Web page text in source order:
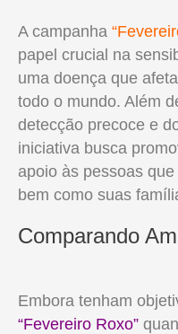
A campanha
papel crucial na
uma doença que
todo o mundo. Além
detecção precoce e
iniciativa busca
apoio às pessoas
bem como suas
Comparando
Embora tenham
“Fevereiro Roxo”